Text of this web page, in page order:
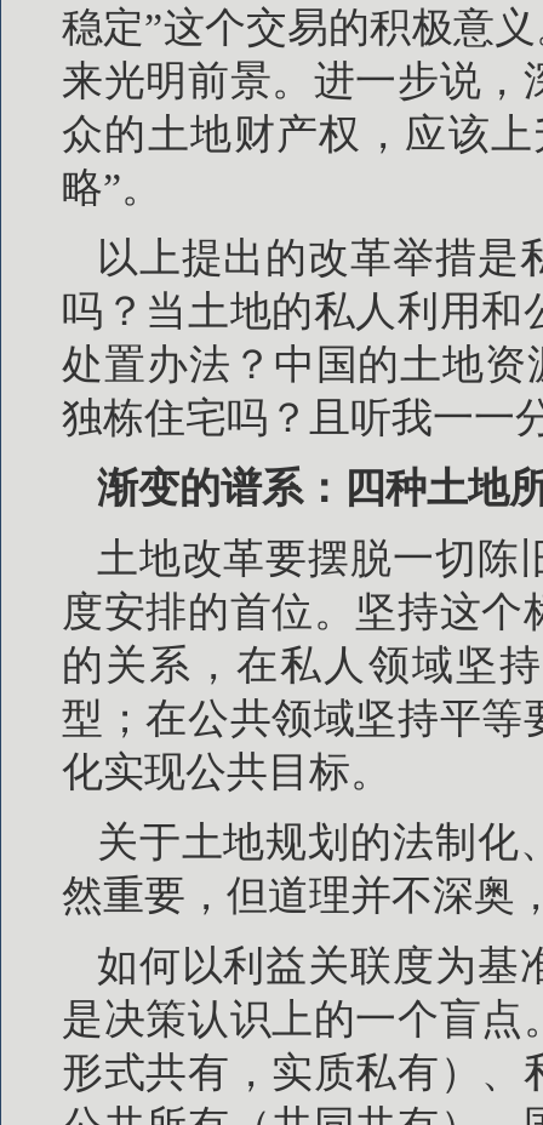
稳定”这个交易的积极意
来光明前景。进一步说
众的土地财产权，应该
略”。
以上提出的改革举措是
吗？当土地的私人利用
处置办法？中国的土地资
独栋住宅吗？且听我一一
渐变的谱系：四种土地
土地改革要摆脱一切陈
度安排的首位。坚持这
的关系，在私人领域坚
型；在公共领域坚持平等
化实现公共目标。
关于土地规划的法制化
然重要，但道理并不深奥
如何以利益关联度为基
是决策认识上的一个盲
形式共有，实质私有）